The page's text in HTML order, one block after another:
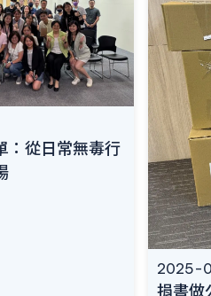
：從日常無毒行
2025-
捐書做